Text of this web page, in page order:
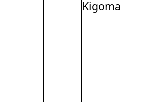
Kigoma